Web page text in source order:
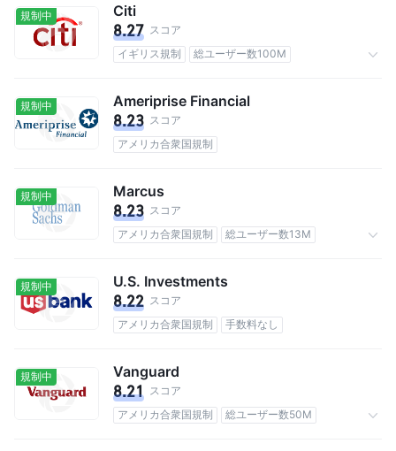
規制中 Citi
8.27 スコア
イギリス規制
総ユーザー数100M
規制中 Ameriprise Financial
8.23 スコア
アメリカ合衆国規制
規制中 Marcus
8.23 スコア
アメリカ合衆国規制
総ユーザー数13M
規制中 U.S. Investments
8.22 スコア
アメリカ合衆国規制
手数料なし
規制中 Vanguard
8.21 スコア
アメリカ合衆国規制
総ユーザー数50M